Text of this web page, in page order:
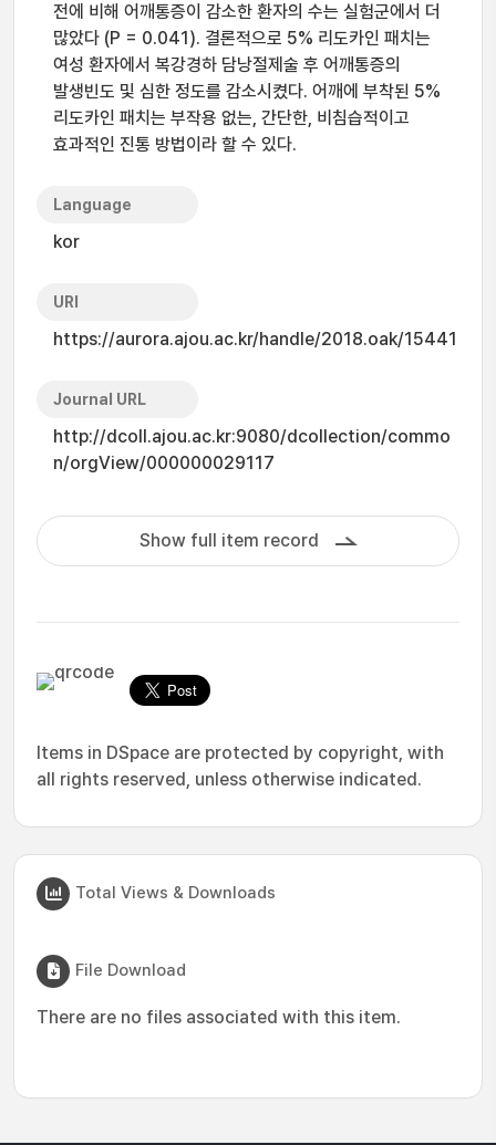
전에 비해 어깨통증이 감소한 환자의 수는 실험군에서 더
많았다 (P = 0.041). 결론적으로 5% 리도카인 패치는
여성 환자에서 복강경하 담낭절제술 후 어깨통증의
발생빈도 및 심한 정도를 감소시켰다. 어깨에 부착된 5%
리도카인 패치는 부작용 없는, 간단한, 비침습적이고
효과적인 진통 방법이라 할 수 있다.
Language
kor
URI
https://aurora.ajou.ac.kr/handle/2018.oak/15441
Journal URL
http://dcoll.ajou.ac.kr:9080/dcollection/commo
n/orgView/000000029117
Show full item record
Items in DSpace are protected by copyright, with
all rights reserved, unless otherwise indicated.
Total Views & Downloads
File Download
There are no files associated with this item.